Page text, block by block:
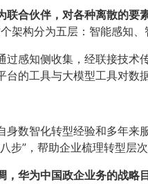
联合伙伴，对各种离散的要
架构分为五层：智能感知、
过感知侧收集，经联接技术
台的工具与大模型工具对数
身数智化转型经验和多年来
步”，帮助企业梳理转型层
，华为中国政企业务的战略